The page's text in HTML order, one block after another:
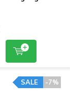
-7%
SALE